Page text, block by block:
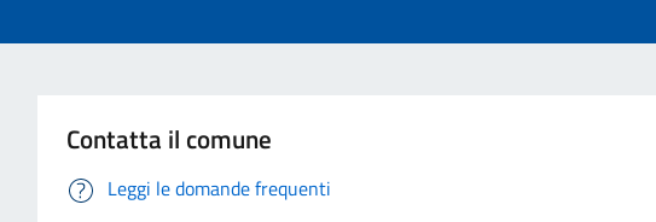
Contatta il comune
Leggi le domande frequenti